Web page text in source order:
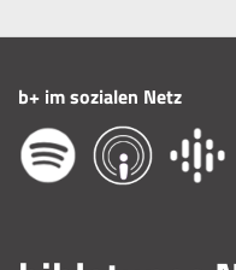
b+ im sozialen Netz